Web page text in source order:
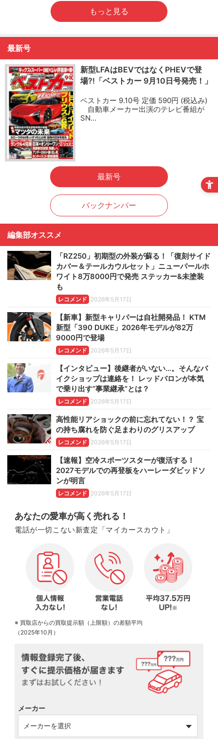
もっと見る
最新号
新型LFAはBEVではなくPHEVで登
場?!「ベストカー 9月10日号発売！」
ベストカー 9.10号 定価 590円 (税込み)
自動車メーカー出演のテレビ番組が
SN…
最新号
バックナンバー
編集部オススメ
「RZ250」初期型の外装が蘇る！「復刻サイド
カバー＆テールカウルセット」ニューパールホ
ワイト8万8000円で発売 ステッカー&未塗装
も
レコメンド 2026年5月17日
【新車】新型キャリパーは自社開発品！ KTM
新型「390 DUKE」2026年モデルが82万
9000円で登場
レコメンド 2026年5月17日
【インタビュー】後継者がいない…。そんなバ
イクショップは連絡を！ レッドバロンが本気
で乗り出す“事業継承”とは？
レコメンド 2026年5月17日
高性能リアショックの前に忘れてない！？ 宝
の持ち腐れを防ぐ足まわりのグリスアップ
レコメンド 2026年5月17日
【速報】空冷スポーツスターが復活する！
2027モデルでの再登板をハーレーダビッドソ
ンが明言
レコメンド 2026年5月17日
あなたの愛車が高く売れる！
電話が一切こない新査定「マイカースカウト」
※ 買取店からの買取提示額（上限額）の差額平均
（2025年10月）
メーカー